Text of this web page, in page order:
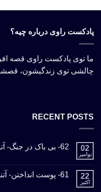
پادکست راوی درباره چیه؟
ما توی پادکست راوی قصه
چالشی توی زندگیشون،
RECENT POSTS
02
نوامبر
62- بی باک در جنگ- آتنا بی باک- بخش سوم
22
اکتبر
61- پوست انداختن- آتنا بی باک- بخش دوم